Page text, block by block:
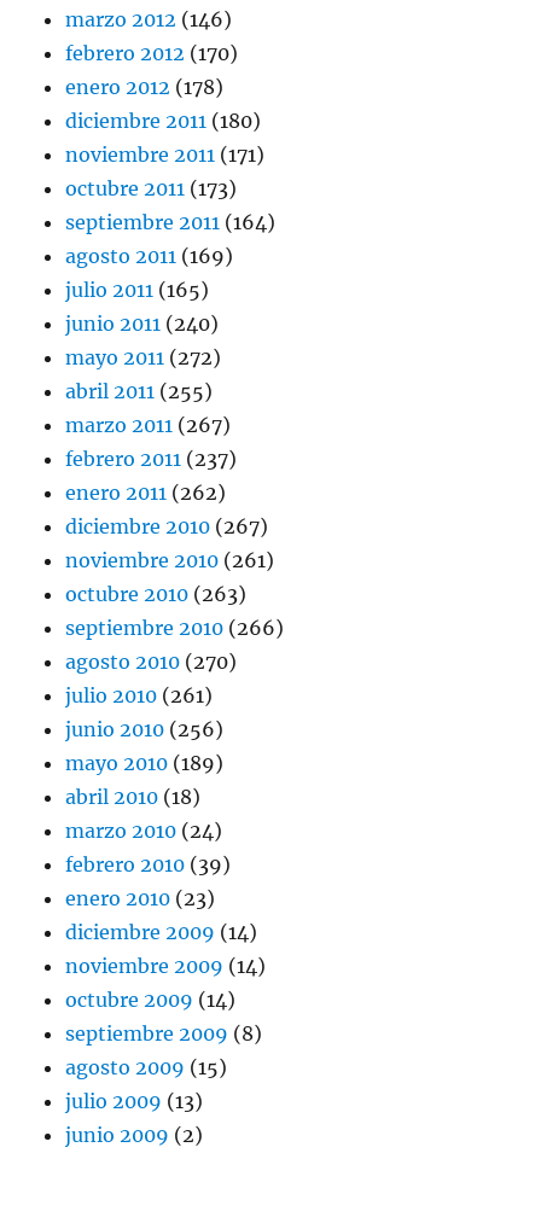
marzo 2012 (146)
febrero 2012 (170)
enero 2012 (178)
diciembre 2011 (180)
noviembre 2011 (171)
octubre 2011 (173)
septiembre 2011 (164)
agosto 2011 (169)
julio 2011 (165)
junio 2011 (240)
mayo 2011 (272)
abril 2011 (255)
marzo 2011 (267)
febrero 2011 (237)
enero 2011 (262)
diciembre 2010 (267)
noviembre 2010 (261)
octubre 2010 (263)
septiembre 2010 (266)
agosto 2010 (270)
julio 2010 (261)
junio 2010 (256)
mayo 2010 (189)
abril 2010 (18)
marzo 2010 (24)
febrero 2010 (39)
enero 2010 (23)
diciembre 2009 (14)
noviembre 2009 (14)
octubre 2009 (14)
septiembre 2009 (8)
agosto 2009 (15)
julio 2009 (13)
junio 2009 (2)